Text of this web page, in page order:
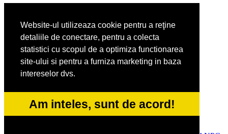
Website-ul utilizeaza cookie pentru a reţine
detaliile de conectare, pentru a colecta
statistici cu scopul de a optimiza functionarea
site-ului si pentru a furniza marketing in baza
intereselor dvs.
Am inteles, sunt de acord!
AgentieFunerara.eu
ParastasesiPomeni.ro
Repatriere-Transport-Decedati.ro
RepatriereFunerara.ro
CasaFunerara.com
NonStopDeschis.ro
NonStopFunerare.ro
Transport-Funerar.com